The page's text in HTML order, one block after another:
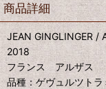
商品詳細
JEAN GINGLINGER /
2018
フランス アルザス
品種：ゲヴュルツトラ